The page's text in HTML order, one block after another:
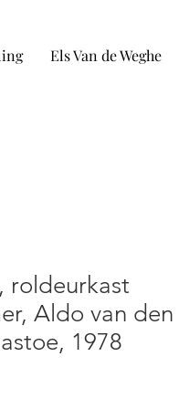
Els Van de Weghe
roldeurkast
Aldo van den
1978